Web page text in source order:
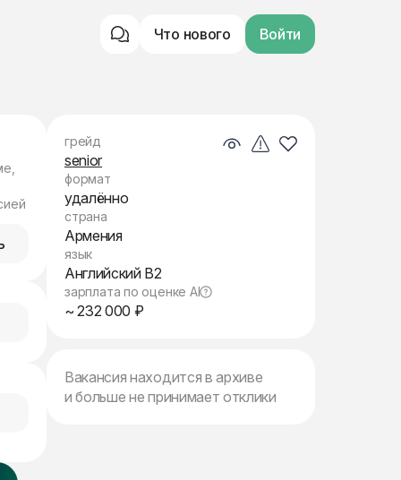
Что нового Войти
грейд
senior
формат
удалённо
страна
Армения
язык
Английский B2
зарплата по оценке AI
~ 232 000 ₽
Вакансия находится в архиве
и больше не принимает отклики